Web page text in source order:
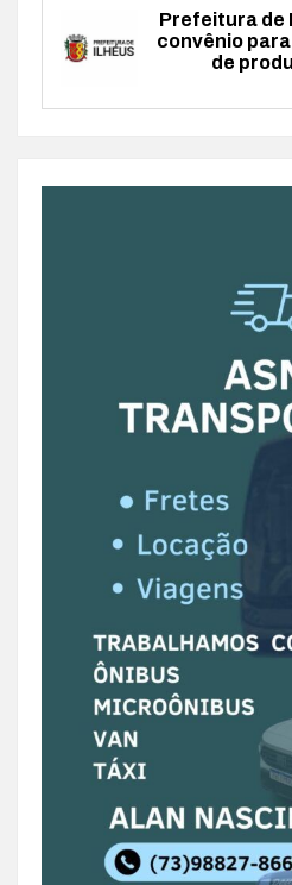
Prefeitura de
convênio
de